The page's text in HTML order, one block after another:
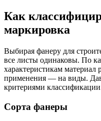
Как
маркировка
Выбирая фанеру для
все листы одинаковы. По
характеристикам материал
применения — на виды.
критериями
Сорта фанеры